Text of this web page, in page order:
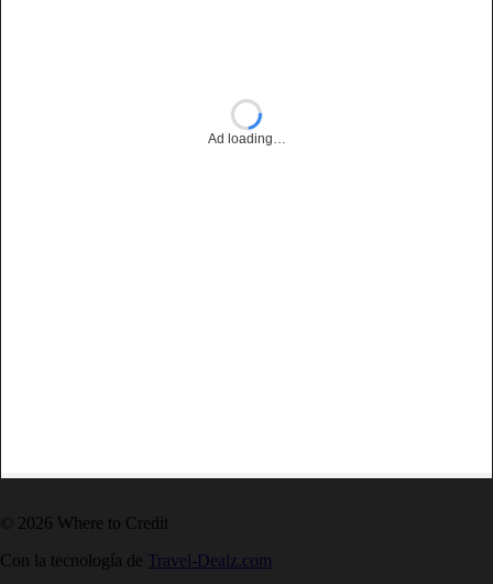
Ad loading…
© 2026 Where to Credit
Con la tecnología de Travel-Dealz.com